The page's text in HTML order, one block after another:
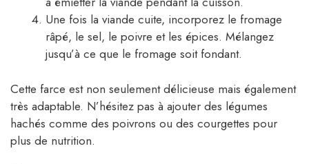
Une fois la viande cuite, incorporez le fromage
râpé, le sel, le poivre et les épices. Mélangez
jusqu’à ce que le fromage soit fondant.
Cette farce est non seulement délicieuse mais également
très adaptable. N’hésitez pas à ajouter des légumes
hachés comme des poivrons ou des courgettes pour
plus de nutrition.